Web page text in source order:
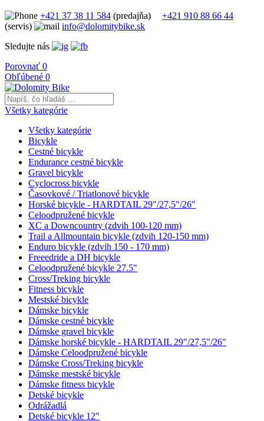
+421 37 38 11 584 (predajňa)
+421 910 88 66 44
(servis)
info@dolomitybike.sk
Sledujte nás
Porovnať 0
Obľúbené 0
Všetky kategórie
Všetky kategórie
Bicykle
Cestné bicykle
Endurance cestné bicykle
Gravel bicykle
Cyclocross bicykle
Časovkové / Triatlonové bicykle
Horské bicykle - HARDTAIL 29"/27,5"/26"
Celoodpružené bicykle
XC a Downcountry (zdvih 100-120 mm)
Trail a Allmountain bicykle (zdvih 120-150 mm)
Enduro bicykle (zdvih 150 - 170 mm)
Freeedride a DH bicykle
Celoodpružené bicykle 27.5"
Cross/Treking bicykle
Fitness bicykle
Mestské bicykle
Dámske bicykle
Dámske cestné bicykle
Dámske gravel bicykle
Dámske horské bicykle - HARDTAIL 29"/27,5"/26"
Dámske Celoodpružené bicykle
Dámske Cross/Treking bicykle
Dámske mestské bicykle
Dámske fitness bicykle
Detské bicykle
Odrážadlá
Detské bicykle 12"